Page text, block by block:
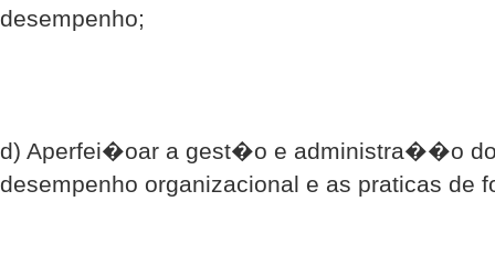
desempenho;
d) Aperfei�oar a gest�o e administra��o
desempenho organizacional e as praticas de